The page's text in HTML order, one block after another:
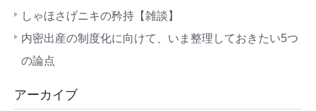
しゃほさげニキの矜持【雑談】
内密出産の制度化に向けて、いま整理しておきたい5つ
の論点
アーカイブ